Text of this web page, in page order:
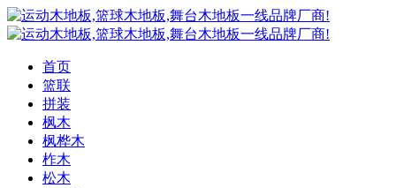
首页
篮联
拼装
枫木
枫桦木
柞木
松木